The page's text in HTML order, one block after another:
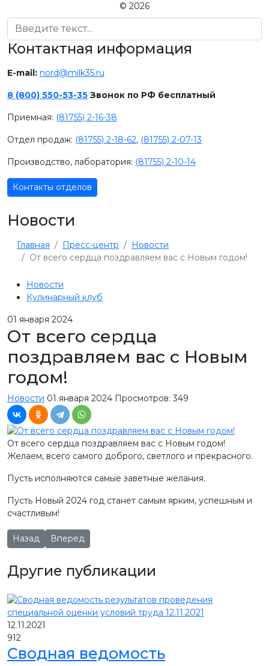
© 2026
Поиск
Контактная информация
E-mail: nord@milk35.ru
8 (800) 550-53-35 Звонок по РФ бесплатный
Приемная: (81755) 2-16-38
Отдел продаж: (81755) 2-18-62, (81755) 2-07-13
Производство, лаборатория: (81755) 2-10-14
Контакты отделов
Новости
Главная Пресс-центр
Новости
От всего сердца поздравляем вас с Новым годом!
Новости
Кулинарный клуб
01 января 2024
От всего сердца
поздравляем вас с Новым
годом!
Новости 01 января 2024 Просмотров: 349
От всего сердца поздравляем вас с Новым годом!
Желаем, всего самого доброго, светлого и прекрасного.
Пусть исполняются самые заветные желания.
Пусть Новый 2024 год станет самым ярким, успешным и
счастливым!
Предыдущий: Рекорды за прошлый год!
Назад Следующий: От всей души поздравляем вас с
Вперед
Другие публикации
12.11.2021
912
Сводная ведомость